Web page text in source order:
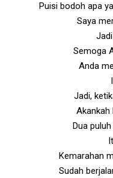
Puisi bodoh apa
Saya
Semoga
Anda
Jadi,
Akankah
Dua
Kemarahan
Sudah